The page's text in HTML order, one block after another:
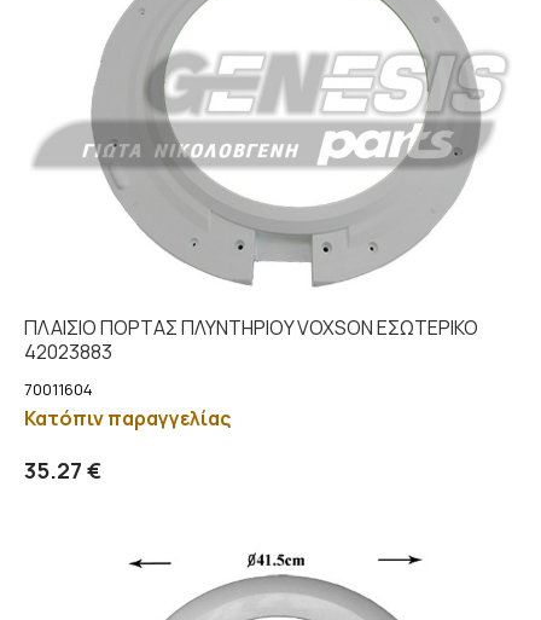
ΠΛΑΙΣΙΟ ΠΟΡΤΑΣ ΠΛΥΝΤΗΡΙΟY VOXSON ΕΣΩΤΕΡΙΚΟ
42023883
70011604
Κατόπιν παραγγελίας
35.27 €